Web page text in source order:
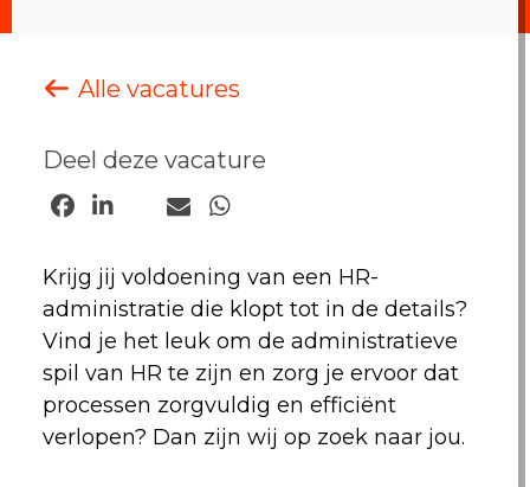
Alle vacatures
Deel deze vacature
Krijg jij voldoening van een HR-
administratie die klopt tot in de details?
Vind je het leuk om de administratieve
spil van HR te zijn en zorg je ervoor dat
processen zorgvuldig en efficiënt
verlopen? Dan zijn wij op zoek naar jou.